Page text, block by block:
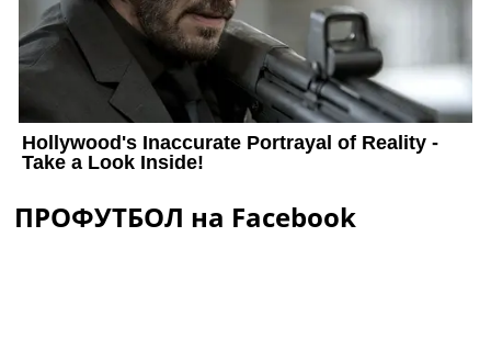
ПРОФУТБОЛ на Facebook